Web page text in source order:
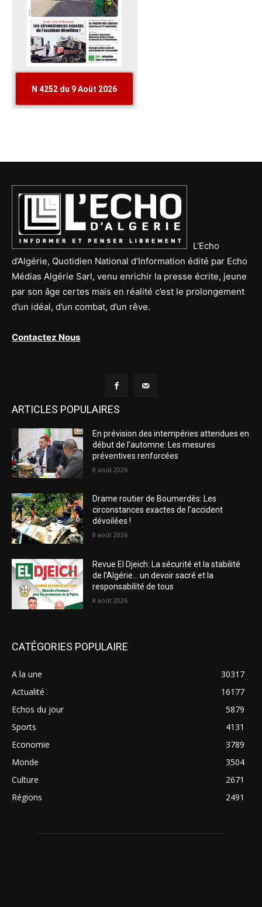
L’Echo
d’Algérie, Quotidien National d’Information édité par Echo
Médias Algérie Sarl, venu enrichir la presse écrite, jeune
par son âge certes mais en réalité c’est le prolongement
d’un idéal, d’un combat, d’un rêve.
Contactez Nous
ARTICLES POPULAIRES
En prévision des intempéries attendues en
début de l’automne: Les mesures
préventives renforcées
8 août 2026
Drame routier de Boumerdès: Les
circonstances exactes de l’accident
dévoilées !
8 août 2026
Revue El Djeich: La sécurité et la stabilité
de l’Algérie… un devoir sacré et la
responsabilité de tous
8 août 2026
CATÉGORIES POPULAIRE
A la une
30317
Actualité
16177
Echos du jour
5879
Sports
4131
Economie
3789
Monde
3504
Culture
2671
Régions
2491